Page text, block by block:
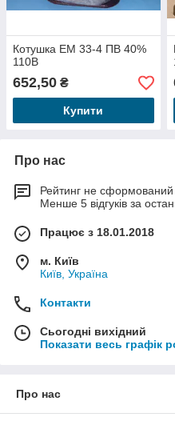
Котушка ЕМ 33-4 ПВ 40%
110В
652,50 ₴
Купити
Про нас
Рейтинг не сформований
Менше 5 відгуків за
Працює з 18.01.2018
м. Київ
Київ, Україна
Контакти
Сьогодні вихідний
Показати весь графік
Про нас